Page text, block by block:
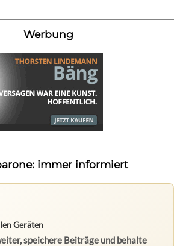
Werbung
immer informiert
Geräten
speichere Beiträge und behalte